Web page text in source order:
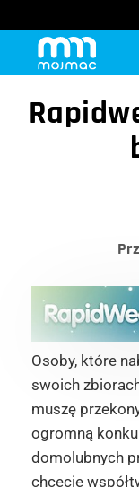
Osoby, które
swoich
muszę
ogromną
domolubnych
chcecie